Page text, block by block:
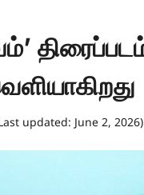
updated: June 2, 2026)